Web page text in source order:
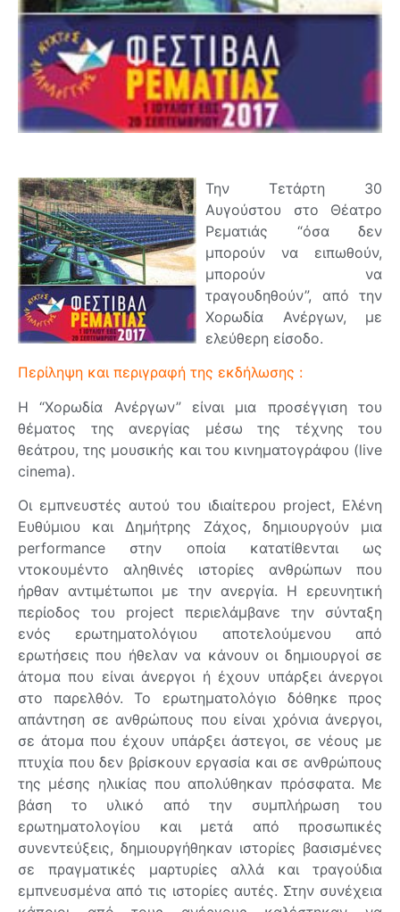
Την Τετάρτη 30
Αυγούστου στο Θέατρο
Ρεματιάς “όσα δεν
μπορούν να ειπωθούν,
μπορούν να
τραγουδηθούν”, από την
Χορωδία Ανέργων, με
ελεύθερη είσοδο.
Περίληψη και περιγραφή της εκδήλωσης :
Η “Χορωδία Ανέργων” είναι μια προσέγγιση του
θέματος της ανεργίας μέσω της τέχνης του
θεάτρου, της μουσικής και του κινηματογράφου (live
cinema).
Οι εμπνευστές αυτού του ιδιαίτερου project, Ελένη
Ευθύμιου και Δημήτρης Ζάχος, δημιουργούν μια
performance στην οποία κατατίθενται ως
ντοκουμέντο αληθινές ιστορίες ανθρώπων που
ήρθαν αντιμέτωποι με την ανεργία. Η ερευνητική
περίοδος του project περιελάμβανε την σύνταξη
ενός ερωτηματολόγιου αποτελούμενου από
ερωτήσεις που ήθελαν να κάνουν οι δημιουργοί σε
άτομα που είναι άνεργοι ή έχουν υπάρξει άνεργοι
στο παρελθόν. Το ερωτηματολόγιο δόθηκε προς
απάντηση σε ανθρώπους που είναι χρόνια άνεργοι,
σε άτομα που έχουν υπάρξει άστεγοι, σε νέους με
πτυχία που δεν βρίσκουν εργασία και σε ανθρώπους
της μέσης ηλικίας που απολύθηκαν πρόσφατα. Με
βάση το υλικό από την συμπλήρωση του
ερωτηματολογίου και μετά από προσωπικές
συνεντεύξεις, δημιουργήθηκαν ιστορίες βασισμένες
σε πραγματικές μαρτυρίες αλλά και τραγούδια
εμπνευσμένα από τις ιστορίες αυτές. Στην συνέχεια